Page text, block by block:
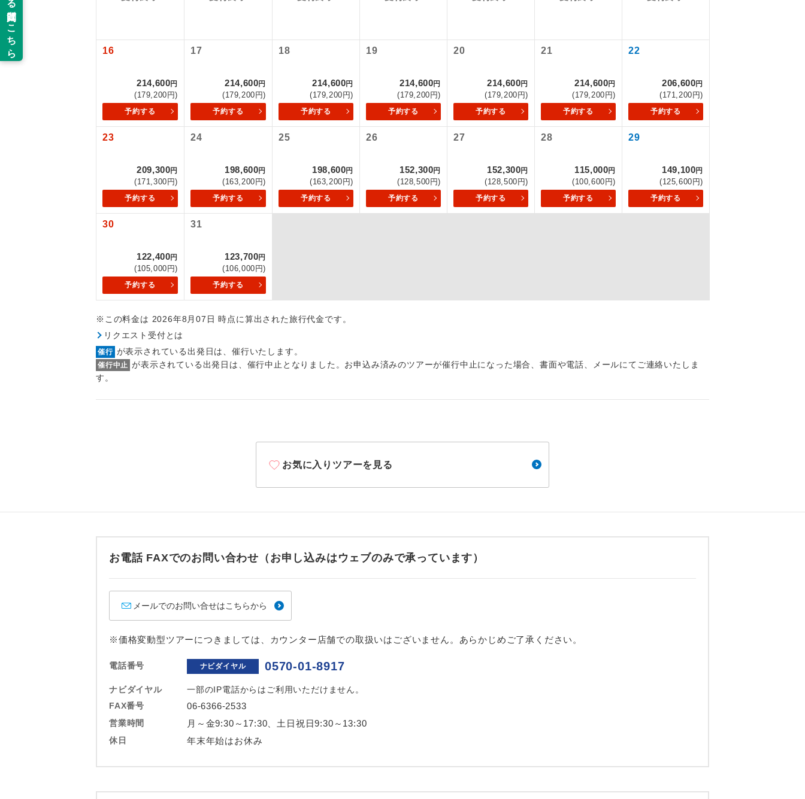
16
214,600円
(179,200円)
予約する
17
214,600円
(179,200円)
予約する
18
214,600円
(179,200円)
予約する
19
214,600円
(179,200円)
予約する
20
214,600円
(179,200円)
予約する
21
214,600円
(179,200円)
予約する
22
206,600円
(171,200円)
予約する
23
209,300円
(171,300円)
予約する
24
198,600円
(163,200円)
予約する
25
198,600円
(163,200円)
予約する
26
152,300円
(128,500円)
予約する
27
152,300円
(128,500円)
予約する
28
115,000円
(100,600円)
予約する
29
149,100円
(125,600円)
予約する
30
122,400円
(105,000円)
予約する
31
123,700円
(106,000円)
予約する
※この料金は 2026年8月07日 時点に算出された旅行代金です。
リクエスト受付とは
催行 が表示されている出発日は、催行いたします。
催行中止 が表示されている出発日は、催行中止となりました。お申込み済みのツアーが催行中止になった場合、書面や電話、メールにてご連絡いたしま
す。
お気に入りツアーを見る
お電話 FAXでのお問い合わせ（お申し込みはウェブのみで承っています）
メールでのお問い合せはこちらから
※価格変動型ツアーにつきましては、カウンター店舗での取扱いはございません。あらかじめご了承ください。
電話番号 ナビダイヤル 0570-01-8917
ナビダイヤル
一部のIP電話からはご利用いただけません。
FAX番号
06-6366-2533
営業時間 月～金9:30～17:30、土日祝日9:30～13:30
休日 年末年始はお休み
お支払いは、クレジットカード決済のみとなります。
ご予約方法について
ウェブ限定コースとなりますので、コールセンター及びカウンターでのお申し込みはできま
世界遺産
ユネスコに登録されている文化遺産や自然遺産を訪ねるコー
スです。
絶景 絶景スポットに立ち寄るコースです。
温泉 温泉地にも宿泊するコースです。
露天風呂 ご宿泊ホテルに露天風呂が付いています。
大浴場 ご宿泊ホテルに大浴場が付いています。
全食事付き
全てのお食事が付いていますので、お食事の心配はいりませ
ん。（機内食を除く）
トラベルイヤホン
おひとり様参加限定 おひとり様限定でご参加いただけるコースです。
女性限定 女性限定でご参加いただけるコースです。
年齢制限あり ご参加にあたり年齢に制限があるコースです。
す。
ホテル指定 ご紹介するホテルを指定したコースです。
おひとり様バス2席利用 おひとり様でバス席を2席利⽤できます。